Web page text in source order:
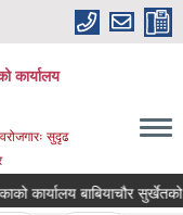
कार्यालय
सुदृढ
बाबियाचौर सुर्खेतको